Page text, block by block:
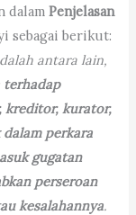
dalamPenjelasan
sebagai berikut:
antara lain,
terhadap
kreditor, kurator,
perkara
gugatan
perseroan
kesalahannya.